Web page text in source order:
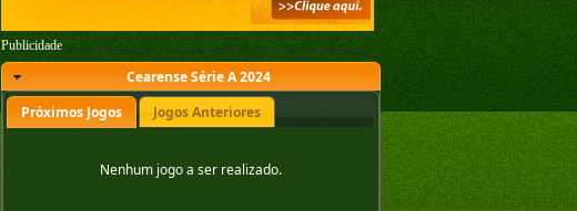
Publicidade
Cearense Série A 2024
Próximos Jogos
Jogos Anteriores
Nenhum jogo a ser realizado.